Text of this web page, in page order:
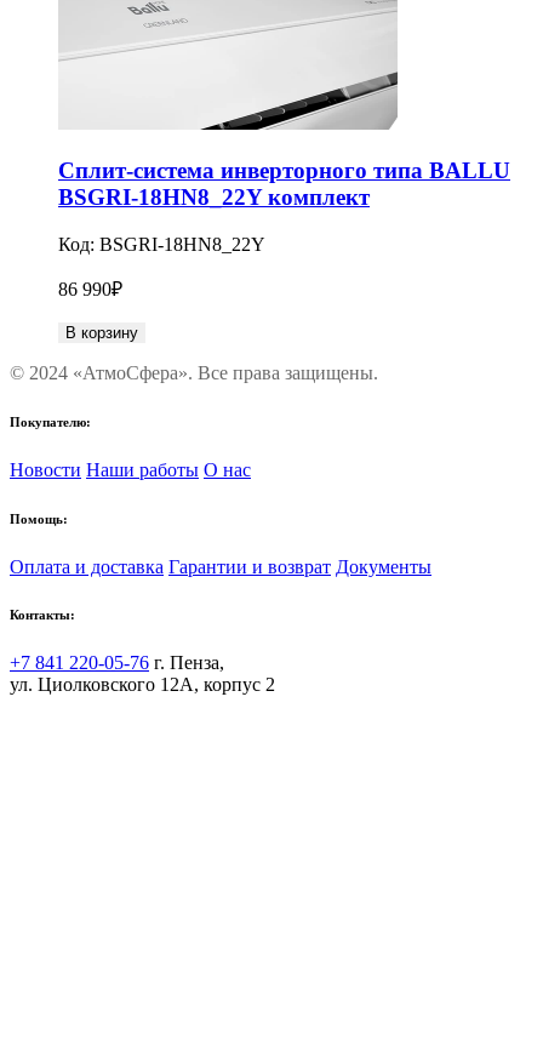
Сплит-система инверторного типа BALLU
BSGRI-18HN8_22Y комплект
Код: BSGRI-18HN8_22Y
86 990₽
В корзину
© 2024 «АтмоСфера». Все права защищены.
Покупателю:
Новости Наши работы О нас
Помощь:
Оплата и доставка Гарантии и возврат Документы
Контакты:
+7 841 220-05-76 г. Пенза,
ул. Циолковского 12А, корпус 2